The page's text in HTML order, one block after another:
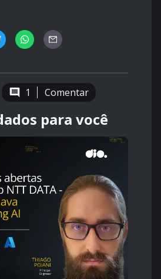
1 Comentar
para você